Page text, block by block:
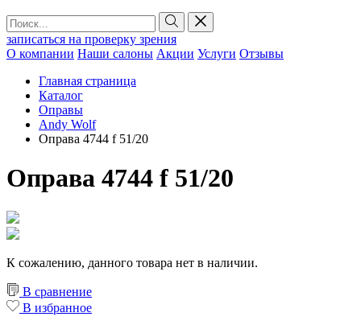
записаться на проверку зрения
О компании Наши салоны Акции Услуги Отзывы
Главная страница
Каталог
Оправы
Andy Wolf
Оправа 4744 f 51/20
Оправа 4744 f 51/20
К сожалению, данного товара нет в наличии.
В сравнение
В избранное